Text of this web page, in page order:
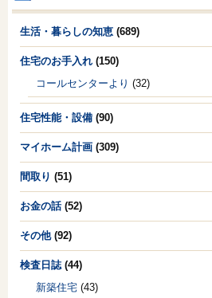
生活・暮らしの知恵 (689)
住宅のお手入れ (150)
コールセンターより (32)
住宅性能・設備 (90)
マイホーム計画 (309)
間取り (51)
お金の話(52)
その他(92)
検査日誌 (44)
新築住宅 (43)